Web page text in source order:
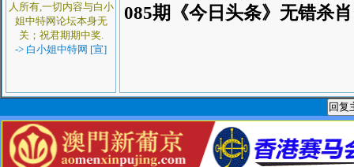
人所有,一切内容与白小
姐中特网论坛本身无
关；祝君期期中奖.
-> 白小姐中特网 [宣]
085期《今日头条》无错杀